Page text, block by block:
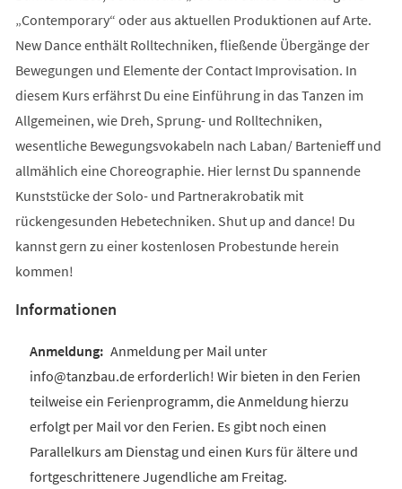
„Contemporary“ oder aus aktuellen Produktionen auf Arte.
New Dance enthält Rolltechniken, fließende Übergänge der
Bewegungen und Elemente der Contact Improvisation. In
diesem Kurs erfährst Du eine Einführung in das Tanzen im
Allgemeinen, wie Dreh, Sprung- und Rolltechniken,
wesentliche Bewegungsvokabeln nach Laban/ Bartenieff und
allmählich eine Choreographie. Hier lernst Du spannende
Kunststücke der Solo- und Partnerakrobatik mit
rückengesunden Hebetechniken. Shut up and dance! Du
kannst gern zu einer kostenlosen Probestunde herein
kommen!
Informationen
Anmeldung per Mail unter
info@tanzbau.de erforderlich! Wir bieten in den Ferien
teilweise ein Ferienprogramm, die Anmeldung hierzu
erfolgt per Mail vor den Ferien. Es gibt noch einen
Parallelkurs am Dienstag und einen Kurs für ältere und
fortgeschrittenere Jugendliche am Freitag.